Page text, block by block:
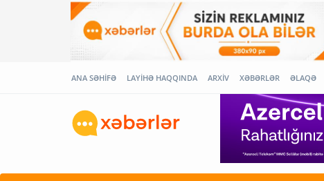
ANA SƏHİFƏ LAYİHƏ HAQQINDA ARXİV XƏBƏRLƏR ƏLAQƏ